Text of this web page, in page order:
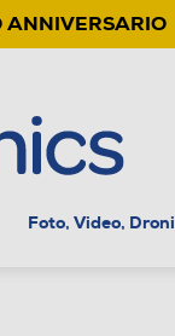
ANNIVERSARIO
Foto, Video, Droni